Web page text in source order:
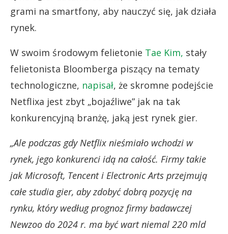
grami na smartfony, aby nauczyć się, jak działa
rynek.
W swoim środowym felietonie Tae Kim, stały
felietonista Bloomberga piszący na tematy
technologiczne, napisał, że skromne podejście
Netflixa jest zbyt „bojaźliwe” jak na tak
konkurencyjną branżę, jaką jest rynek gier.
„Ale podczas gdy Netflix nieśmiało wchodzi w
rynek, jego konkurenci idą na całość. Firmy takie
jak Microsoft, Tencent i Electronic Arts przejmują
całe studia gier, aby zdobyć dobrą pozycję na
rynku, który według prognoz firmy badawczej
Newzoo do 2024 r. ma być wart niemal 220 mld